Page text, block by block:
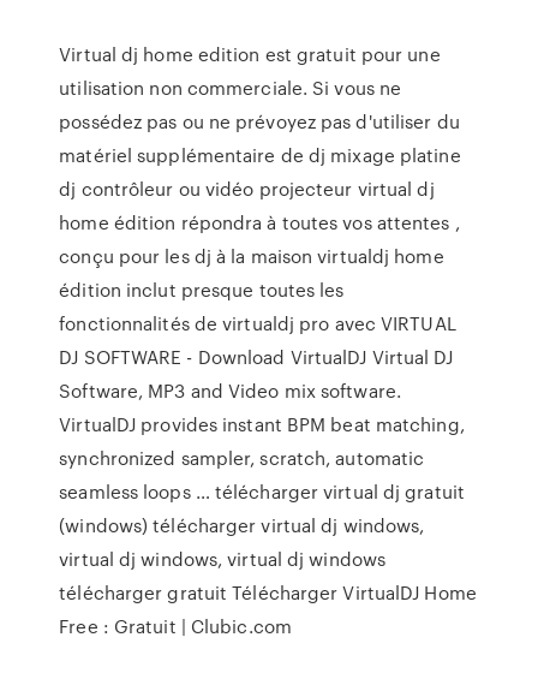
Virtual dj home edition est gratuit pour une
utilisation non commerciale. Si vous ne
possédez pas ou ne prévoyez pas d'utiliser du
matériel supplémentaire de dj mixage platine
dj contrôleur ou vidéo projecteur virtual dj
home édition répondra à toutes vos attentes ,
conçu pour les dj à la maison virtualdj home
édition inclut presque toutes les
fonctionnalités de virtualdj pro avec VIRTUAL
DJ SOFTWARE - Download VirtualDJ Virtual DJ
Software, MP3 and Video mix software.
VirtualDJ provides instant BPM beat matching,
synchronized sampler, scratch, automatic
seamless loops … télécharger virtual dj gratuit
(windows) télécharger virtual dj windows,
virtual dj windows, virtual dj windows
télécharger gratuit Télécharger VirtualDJ Home
Free : Gratuit | Clubic.com